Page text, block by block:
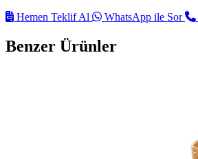
Hemen Teklif Al
WhatsApp ile Sor
Benzer Ürünler